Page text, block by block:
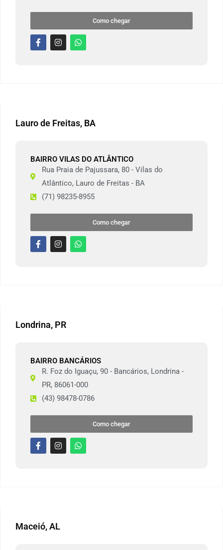
Como chegar
Lauro de Freitas, BA
BAIRRO VILAS DO ATLÂNTICO
Rua Praia de Pajussara, 80 - Vilas do
Atlântico, Lauro de Freitas - BA
(71) 98235-8955
Como chegar
Londrina, PR
BAIRRO BANCÁRIOS
R. Foz do Iguaçu, 90 - Bancários, Londrina -
PR, 86061-000
(43) 98478-0786
Como chegar
Maceió, AL